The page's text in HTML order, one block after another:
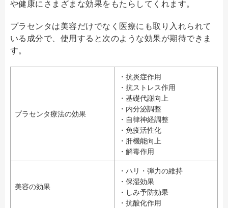
や健康にさまざまな効果をもたらしてくれます。
プラセンタは美容だけでなく医療にも取り入れられて
いる成分で、使用すると次のような効果が期待できま
す。
プラセンタ療法の効果
・抗炎症作用
・抗ストレス作用
・基礎代謝向上
・内分泌調整
・自律神経調整
・免疫活性化
・肝機能向上
・解毒作用
美容の効果
・ハリ・弾力の維持
・保湿効果
・しみ予防効果
・抗酸化作用